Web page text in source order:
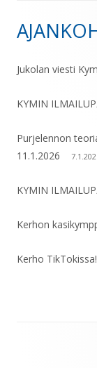
Jukolan viesti
KYMIN
Purjelennon
11.1.2026
KYMIN
Kerhon
Kerho TikTokissa!